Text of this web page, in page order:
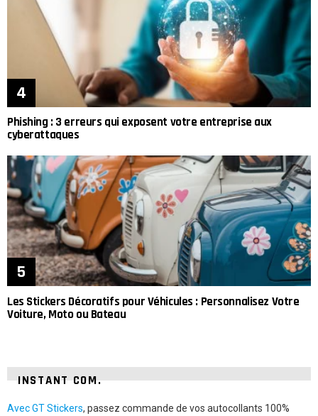
Phishing : 3 erreurs qui exposent votre entreprise aux
cyberattaques
Les Stickers Décoratifs pour Véhicules : Personnalisez Votre
Voiture, Moto ou Bateau
INSTANT COM.
Avec GT Stickers, passez commande de vos autocollants 100%